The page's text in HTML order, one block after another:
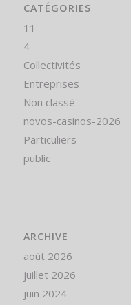
CATÉGORIES
11
4
Collectivités
Entreprises
Non classé
novos-casinos-2026
Particuliers
public
ARCHIVE
août 2026
juillet 2026
juin 2024